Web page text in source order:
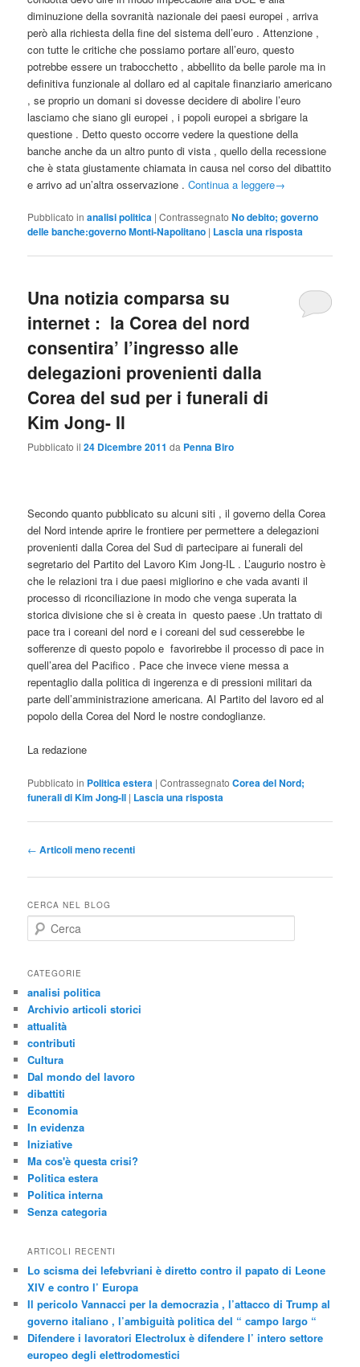
diminuzione della sovranità nazionale dei paesi europei , arriva
però alla richiesta della fine del sistema dell’euro . Attenzione ,
con tutte le critiche che possiamo portare all’euro, questo
potrebbe essere un trabocchetto , abbellito da belle parole ma in
definitiva funzionale al dollaro ed al capitale finanziario americano
, se proprio un domani si dovesse decidere di abolire l’euro
lasciamo che siano gli europei , i popoli europei a sbrigare la
questione . Detto questo occorre vedere la questione della
banche anche da un altro punto di vista , quello della recessione
che è stata giustamente chiamata in causa nel corso del dibattito
e arrivo ad un’altra osservazione .Continua a leggere→
Pubblicato in analisi politica |Contrassegnato No debito; governo
delle banche:governo Monti-Napolitano | Lascia una risposta
Una notizia comparsa su
internet : la Corea del nord
consentira’ l’ingresso alle
delegazioni provenienti dalla
Corea del sud per i funerali di
Kim Jong- Il
Pubblicato il24 Dicembre 2011 da Penna Biro
Secondo quanto pubblicato su alcuni siti , il governo della Corea
del Nord intende aprire le frontiere per permettere a delegazioni
provenienti dalla Corea del Sud di partecipare ai funerali del
segretario del Partito del Lavoro Kim Jong-IL . L’augurio nostro è
che le relazioni tra i due paesi migliorino e che vada avanti il
processo di riconciliazione in modo che venga superata la
storica divisione che si è creata in questo paese .Un trattato di
pace tra i coreani del nord e i coreani del sud cesserebbe le
sofferenze di questo popolo e favorirebbe il processo di pace in
quell’area del Pacifico . Pace che invece viene messa a
repentaglio dalla politica di ingerenza e di pressioni militari da
parte dell’amministrazione americana. Al Partito del lavoro ed al
popolo della Corea del Nord le nostre condoglianze.
La redazione
Pubblicato in Politica estera |Contrassegnato Corea del Nord;
funerali di Kim Jong-Il | Lascia una risposta
Navigazione
← Articoli meno recenti
CERCA NEL BLOG
e
c
CATEGORIE
analisi politica
Archivio articoli storici
attualità
contributi
Cultura
Dal mondo del lavoro
dibattiti
Economia
In evidenza
Iniziative
Ma cos'è questa crisi?
Politica estera
Politica interna
Senza categoria
ARTICOLI RECENTI
Lo scisma dei lefebvriani è diretto contro il papato di Leone
XIV e contro l’ Europa
Il pericolo Vannacci per la democrazia , l’attacco di Trump al
governo italiano , l’ambiguità politica del “ campo largo “
Difendere i lavoratori Electrolux è difendere l’ intero settore
europeo degli elettrodomestici